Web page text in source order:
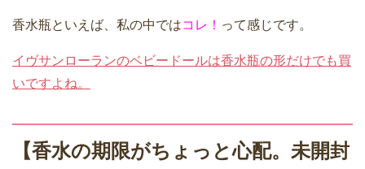
香水瓶といえば、私の中ではコレ！ って感じです。
イヴサンローランのベビードールは香水瓶の形だけでも買
いですよね。
【香水の期限がちょっと心配。未開封